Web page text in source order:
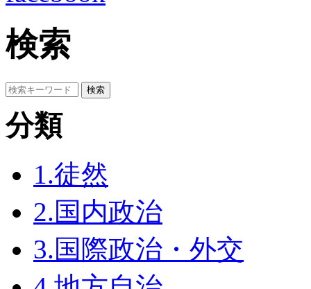
検索
分類
1.徒然
2.国内政治
3.国際政治・外交